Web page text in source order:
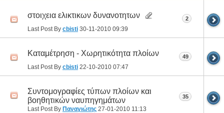
στοιχεια ελικτικων δυνανοτητων
Last Post By cbisti 30-11-2010 09:39
2
Καταμέτρηση - Χωρητικότητα πλοίων
Last Post By cbisti 22-10-2010 07:47
49
Συντομογραφίες τύπων πλοίων και
βοηθητικών ναυπηγημάτων
Last Post By Παναγιώτης 27-01-2010 11:13
35